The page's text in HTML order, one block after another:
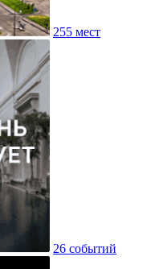
255 мест
26 событий